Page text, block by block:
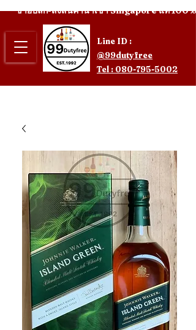
Line ID :
@99dutyfree
Tel : 080-795-5002
ขายปลีก-ส่งสินค้านำเข้า Singapore แท้ 100%